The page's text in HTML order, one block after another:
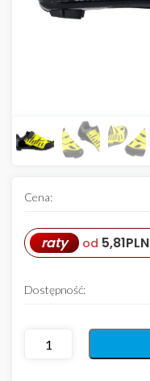
Cena:
raty od 5,81PLN
Dostępność: